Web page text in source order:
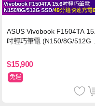
ASUS Vivobook F1504TA
吋輕巧筆電 (N150/8G/512G S
$15,900
免運